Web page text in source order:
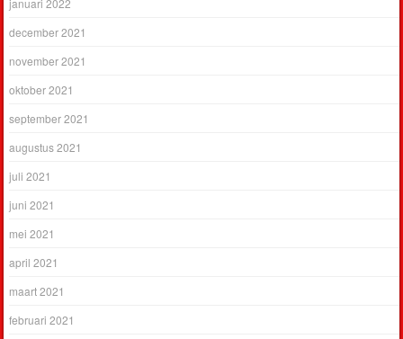
december 2021
november 2021
oktober 2021
september 2021
augustus 2021
juli 2021
juni 2021
mei 2021
april 2021
maart 2021
februari 2021